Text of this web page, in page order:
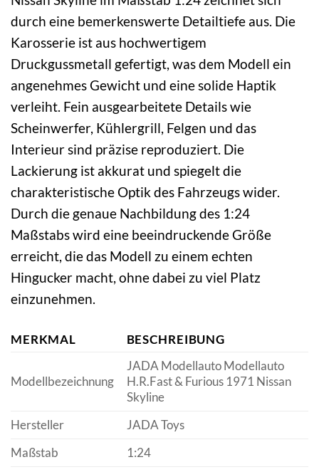
durch eine bemerkenswerte Detailtiefe aus. Die
Karosserie ist aus hochwertigem
Druckgussmetall gefertigt, was dem Modell ein
angenehmes Gewicht und eine solide Haptik
verleiht. Fein ausgearbeitete Details wie
Scheinwerfer, Kühlergrill, Felgen und das
Interieur sind präzise reproduziert. Die
Lackierung ist akkurat und spiegelt die
charakteristische Optik des Fahrzeugs wider.
Durch die genaue Nachbildung des 1:24
Maßstabs wird eine beeindruckende Größe
erreicht, die das Modell zu einem echten
Hingucker macht, ohne dabei zu viel Platz
einzunehmen.
MERKMAL BESCHREIBUNG
Modellbezeichnung
JADA Modellauto Modellauto
H.R.Fast & Furious 1971 Nissan
Skyline
Hersteller
JADA Toys
Maßstab
1:24